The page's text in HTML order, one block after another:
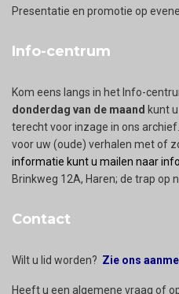
Presentatie en promotie op
Info-centrum
Kom eens langs in het Info-
donderdag van de maand kunt
terecht voor inzage in ons
voor uw (oude) verhalen met of
informatie kunt u mailen naar
Brinkweg 12A, Haren; de trap op
Contact
Wilt u lid worden? Zie ons
Heeft u een algemene vraag of